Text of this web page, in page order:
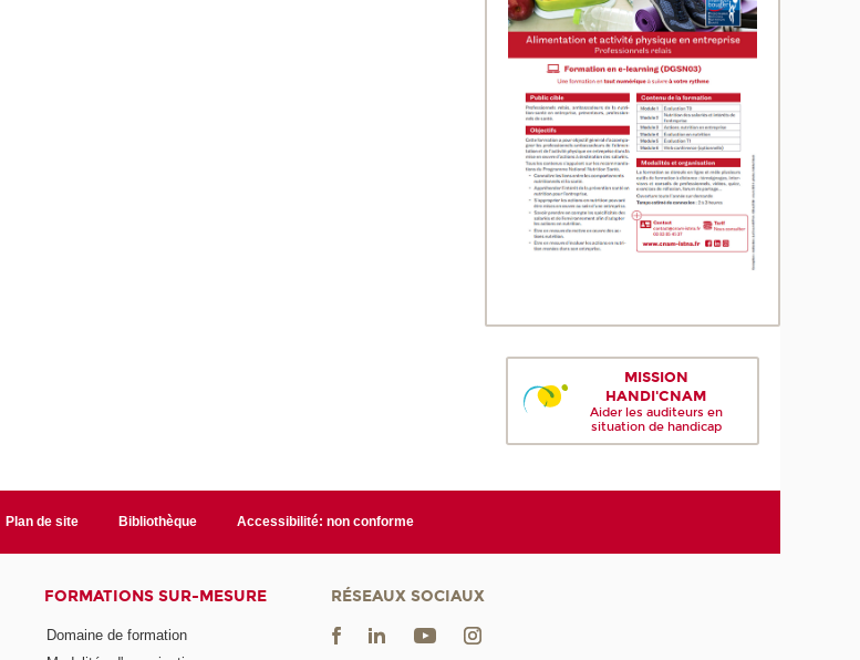
MISSION
HANDI'CNAM
Aider les auditeurs en
situation de handicap
Plan de site Bibliothèque Accessibilité: non conforme
FORMATIONS SUR-MESURE
Domaine de formation
RÉSEAUX SOCIAUX